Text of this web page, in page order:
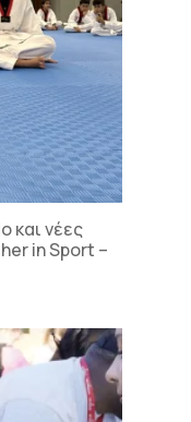
και νέες
in Sport –